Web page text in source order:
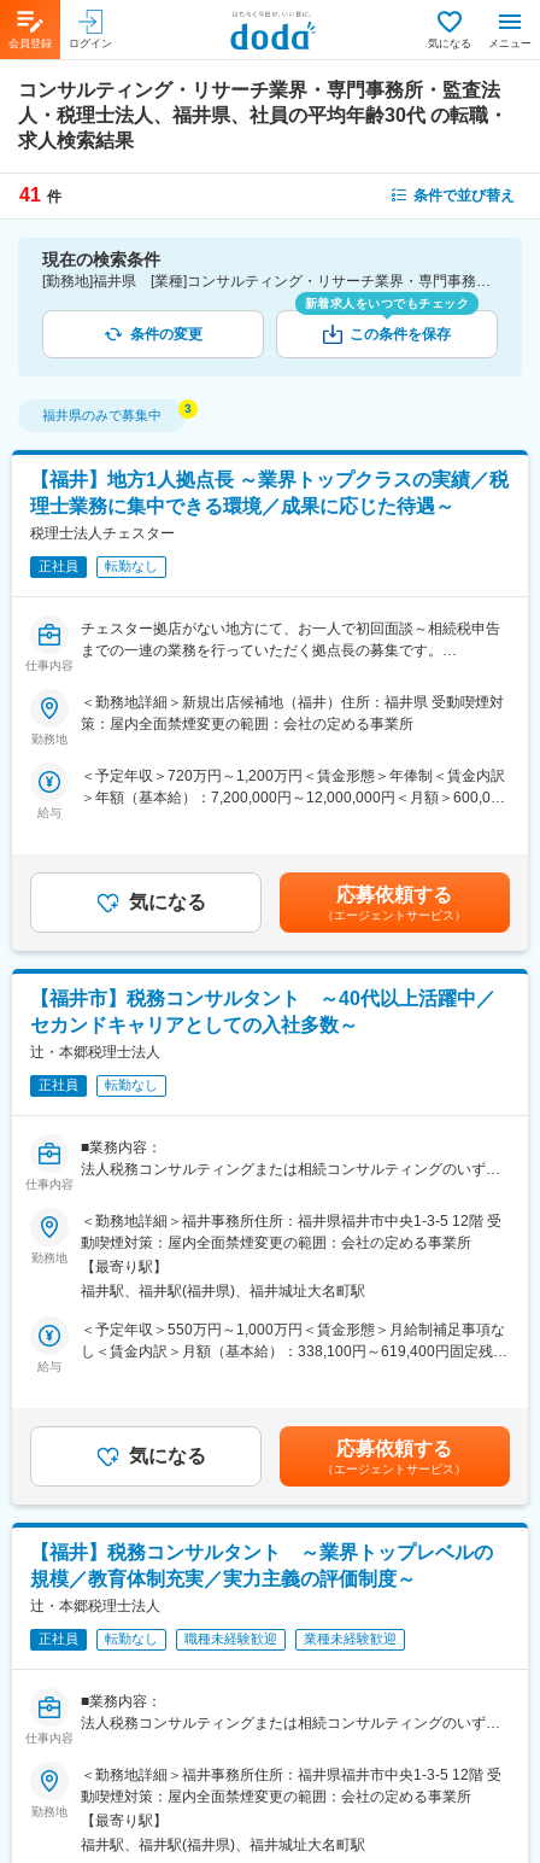
会員登録 ログイン 気になる メニュー
コンサルティング・リサーチ業界・専門事務所・監査法
人・税理士法人、福井県、社員の平均年齢30代 の転職・
求人検索結果
41 件 条件で並び替え
現在の検索条件
[勤務地]福井県 [業種]コンサルティング・リサーチ業界・専門事務所・監査法人・税理士法人 [詳細条件](社員の平均年齢)30代
条件の変更
新着求人をいつでもチェック
この条件を保存
福井県のみで募集中
【福井】地方1人拠点長 ～業界トップクラスの実績／税
理士業務に集中できる環境／成果に応じた待遇～
税理士法人チェスター
正社員 転勤なし
仕事内容
チェスター拠店がない地方にて、お一人で初回面談～相続税申告
までの一連の業務を行っていただく拠点長の募集です。
◎初回面談から受任～評価作業～チェック～顧客への説明～税務
署提出まで相続税申告業務の一連の流れを行っていただきます。
◎原則として、拠点に直接所属するのは拠点長1人となります。そ
のため人に対するマネジメント業務はありませんが、案件のマネ
・評価業務の補助（顧客から受領した資料のデータ化、資料整
理、財産一覧への転記など）
・案件の品質管理（複雑案件・大型案件については審査部にて審
査を実施）
・営業/マーケティング活動
・その他事務手続き（オフィスの契約、経費の支払いなど）
■本求人の魅力：
(1) 事務作業や集客などの業務は本部管轄で行います。付加価値の
高い業務のみを担当いただくことで、地方拠点で高収入が期待で
きます。
害保険にも加入しているため万が一のことがあって安心です。
(3) 月間100万PVを誇るWEBメディアや全国ネットワークのある
受任できる体制があります。
(4) 主要駅のレンタルオフィスが拠点です。来客の利便性などを重
視し、受付サービスや会議室などの付帯設備があるところになり
ます。
■やりがい
◎お客様から直接感謝の言葉を頂ける
◎相続税申告は同じ案件がないため刺激的
年1回役員賞与の支給があり、前年1年間を通じて行っていただい
た付加業務（不動産提案や生命保険提案等）に関するインセンテ
ィブが支給されます。具体的には、担当した相続案件からグルー
に、グループ会社に入る報酬の一定額がインセンティブとなりま
す。全スタッフの実績値から数十万～数百万円程度が想定されま
す
変更の範囲：会社の定める業務
勤務地
＜勤務地詳細＞新規出店候補地（福井）住所：福井県 受動喫煙対
策：屋内全面禁煙変更の範囲：会社の定める事業所
給与
＜予定年収＞720万円～1,200万円＜賃金形態＞年俸制＜賃金内訳
＞年額（基本給）：7,200,000円～12,000,000円＜月額＞600,000
年の報酬は最低保証として、原則継続されます。※その他、インセ
ンティブ報酬として年1回、役員報酬を支給します。（上位平均
10名の支給額は年間100万円以上）賃金はあくまでも目安の金額
であり、選考を通じて上下する可能性があります。月給(月額)は固
定手当を含めた表記です。
気になる 応募依頼する
（エージェントサービス）
【福井市】税務コンサルタント ～40代以上活躍中／
セカンドキャリアとしての入社多数～
辻・本郷税理士法人
正社員 転勤なし
仕事内容
■業務内容：
法人税務コンサルティングまたは相続コンサルティングのいずれ
法人向け税務コンサルティング
・法人顧問業務（月次・決算・申告書作成など）
・税に関する課題や現状のヒアリング
・財務諸表の精査による、適用可能な税法・規制の確認
・節税対策やリスク回避の方法など税務戦略の策定
・税務当局の調査への対応、コンプライアンスの維持 など
相続コンサルティング
・相続税申告または手続き代行業務
・相続人とのヒアリングを通じた、最適な相続方法の提案
・新規顧客に向けた事業承継コンサル業務
・法人オーナーへ向けた辻本郷のグループソリューション提案
（保険・不動産・М＆A・ITソフト提案） など
上記の中から、経験や希望を考慮してお任せできるところから業
務をお願いいたします。
マネジメント業務(いずれも共通でマネジメント職で採用となった
場合)
・担当ユニットの管理(売上、目標など)
■特徴：
＜チーム連携＞
税務に関わる様々な分野のエキスパートが集結し、案件によって
勤務地
＜勤務地詳細＞福井事務所住所：福井県福井市中央1-3-5 12階 受
動喫煙対策：屋内全面禁煙変更の範囲：会社の定める事業所
【最寄り駅】
福井駅、福井駅(福井県)、福井城址大名町駅
給与
＜予定年収＞550万円～1,000万円＜賃金形態＞月給制補足事項な
し＜賃金内訳＞月額（基本給）：338,100円～619,400円固定残業
給与補足＞※給与詳細は資格、経験・前職等を考慮の上同社規定に
より決定■昇給：原則年1回■賞与：年2回■インセンティブ制度あ
り※管理監督者として採用となった場合は固定残業の支給はありま
せん。賃金はあくまでも目安の金額であり、選考を通じて上下す
る可能性があります。月給(月額)は固定手当を含めた表記です。
気になる 応募依頼する
（エージェントサービス）
【福井】税務コンサルタント ～業界トップレベルの
規模／教育体制充実／実力主義の評価制度～
辻・本郷税理士法人
正社員 転勤なし 職種未経験歓迎 業種未経験歓迎
仕事内容
■業務内容：
法人税務コンサルティングまたは相続コンサルティングのいずれ
法人向け税務コンサルティング
・法人顧問業務（月次・決算・申告書作成など）
・税に関する課題や現状のヒアリング
・財務諸表の精査による、適用可能な税法・規制の確認
勤務地
＜勤務地詳細＞福井事務所住所：福井県福井市中央1-3-5 12階 受
動喫煙対策：屋内全面禁煙変更の範囲：会社の定める事業所
【最寄り駅】
福井駅、福井駅(福井県)、福井城址大名町駅